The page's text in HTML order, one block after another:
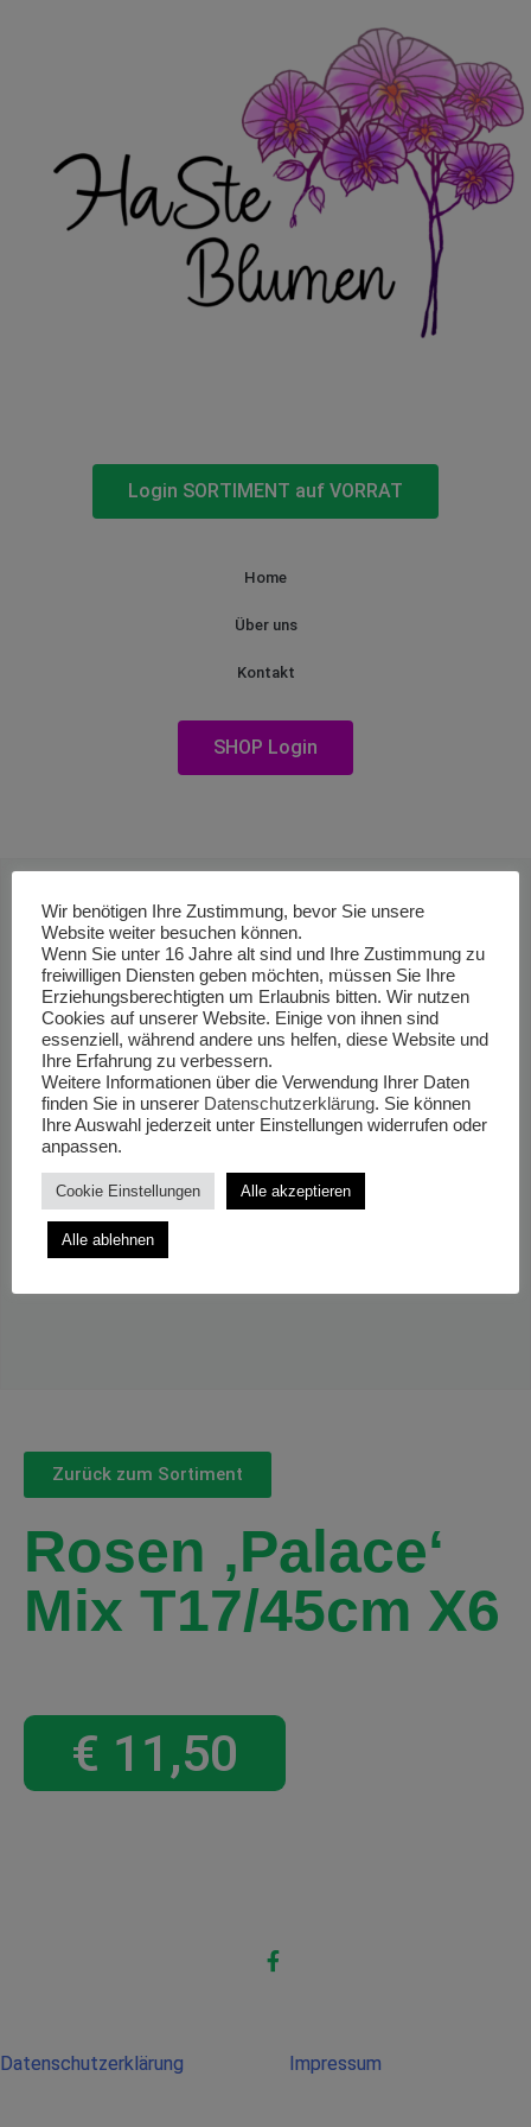
Login SORTIMENT auf VORRAT
Home
Über uns
Kontakt
SHOP Login
Zurück zum Sortiment
Rosen ‚Palace‘
Mix T17/45cm X6
€ 11,50
Impressum
Datenschutzerklärung
Wir benötigen Ihre Zustimmung, bevor Sie unsere
Website weiter besuchen können.
Wenn Sie unter 16 Jahre alt sind und Ihre Zustimmung zu
freiwilligen Diensten geben möchten, müssen Sie Ihre
Erziehungsberechtigten um Erlaubnis bitten. Wir nutzen
Cookies auf unserer Website. Einige von ihnen sind
essenziell, während andere uns helfen, diese Website und
Ihre Erfahrung zu verbessern.
Weitere Informationen über die Verwendung Ihrer Daten
finden Sie in unserer Datenschutzerklärung. Sie können
Ihre Auswahl jederzeit unter Einstellungen widerrufen oder
anpassen.
Cookie Einstellungen Alle akzeptieren
Alle ablehnen